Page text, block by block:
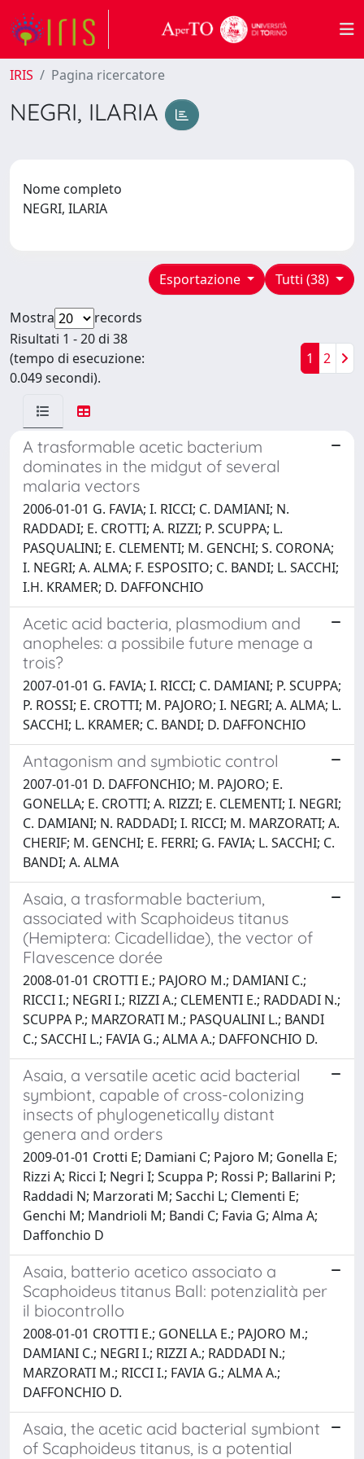
IRIS Pagina ricercatore
NEGRI, ILARIA
Nome completo
NEGRI, ILARIA
Tutti (38)
Esportazione
Mostra
records
Risultati 1 - 20 di 38
(tempo di esecuzione:
0.049 secondi).
1 2
A trasformable acetic bacterium
dominates in the midgut of several
malaria vectors
2006-01-01 G. FAVIA; I. RICCI; C. DAMIANI; N.
RADDADI; E. CROTTI; A. RIZZI; P. SCUPPA; L.
PASQUALINI; E. CLEMENTI; M. GENCHI; S. CORONA;
I. NEGRI; A. ALMA; F. ESPOSITO; C. BANDI; L. SACCHI;
I.H. KRAMER; D. DAFFONCHIO
Acetic acid bacteria, plasmodium and
anopheles: a possibile future menage a
trois?
2007-01-01 G. FAVIA; I. RICCI; C. DAMIANI; P. SCUPPA;
P. ROSSI; E. CROTTI; M. PAJORO; I. NEGRI; A. ALMA; L.
SACCHI; L. KRAMER; C. BANDI; D. DAFFONCHIO
Antagonism and symbiotic control
2007-01-01 D. DAFFONCHIO; M. PAJORO; E.
GONELLA; E. CROTTI; A. RIZZI; E. CLEMENTI; I. NEGRI;
C. DAMIANI; N. RADDADI; I. RICCI; M. MARZORATI; A.
CHERIF; M. GENCHI; E. FERRI; G. FAVIA; L. SACCHI; C.
BANDI; A. ALMA
Asaia, a trasformable bacterium,
associated with Scaphoideus titanus
(Hemiptera: Cicadellidae), the vector of
Flavescence dorée
2008-01-01 CROTTI E.; PAJORO M.; DAMIANI C.;
RICCI I.; NEGRI I.; RIZZI A.; CLEMENTI E.; RADDADI N.;
SCUPPA P.; MARZORATI M.; PASQUALINI L.; BANDI
C.; SACCHI L.; FAVIA G.; ALMA A.; DAFFONCHIO D.
Asaia, a versatile acetic acid bacterial
symbiont, capable of cross-colonizing
insects of phylogenetically distant
genera and orders
2009-01-01 Crotti E; Damiani C; Pajoro M; Gonella E;
Rizzi A; Ricci I; Negri I; Scuppa P; Rossi P; Ballarini P;
Raddadi N; Marzorati M; Sacchi L; Clementi E;
Genchi M; Mandrioli M; Bandi C; Favia G; Alma A;
Daffonchio D
Asaia, batterio acetico associato a
Scaphoideus titanus Ball: potenzialità per
il biocontrollo
2008-01-01 CROTTI E.; GONELLA E.; PAJORO M.;
DAMIANI C.; NEGRI I.; RIZZI A.; RADDADI N.;
MARZORATI M.; RICCI I.; FAVIA G.; ALMA A.;
DAFFONCHIO D.
Asaia, the acetic acid bacterial symbiont
of Scaphoideus titanus, is a potential